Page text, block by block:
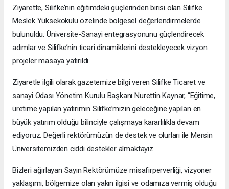
Ziyarette, Silifke’nin eğitimdeki güçlerinden birisi olan Silifke
Meslek Yüksekokulu özelinde bölgesel değerlendirmelerde
bulunuldu. Üniversite-Sanayi entegrasyonunu güçlendirecek
adımlar ve Silifke’nin ticari dinamiklerini destekleyecek vizyon
projeler masaya yatırıldı.
Ziyaretle ilgili olarak gazetemize bilgi veren Silifke Ticaret ve
sanayi Odası Yönetim Kurulu Başkanı Nurettin Kaynar, “Eğitime,
üretime yapılan yatırımın Silifke’mizin geleceğine yapılan en
büyük yatırım olduğu bilinciyle çalışmaya kararlılıkla devam
ediyoruz. Değerli rektörümüzün de destek ve olurları ile Mersin
Üniversitemizden ciddi destekler almaktayız.
Bizleri ağırlayan Sayın Rektörümüze misafirperverliği, vizyoner
yaklaşımı, bölgemize olan yakın ilgisi ve odamıza vermiş olduğu